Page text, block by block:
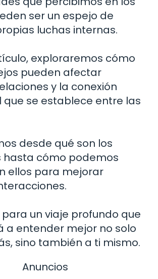
ser un espejo de
luchas internas.
exploraremos cómo
pueden afectar
y la conexión
que se establece entre las
desde qué son los
hasta cómo podemos
ellos para mejorar
un viaje profundo que
a entender mejor no solo
sino también a ti mismo.
Anuncios